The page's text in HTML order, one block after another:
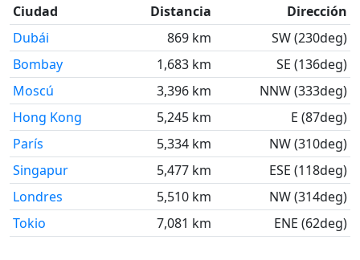
Ciudad Distancia
Dirección
Dubái
869 km
SW (230deg)
Bombay
1,683 km
SE (136deg)
Moscú
3,396 km
NNW (333deg)
Hong Kong
5,245 km
E (87deg)
París
5,334 km
NW (310deg)
Singapur
5,477 km
ESE (118deg)
Londres
5,510 km
NW (314deg)
Tokio
7,081 km ENE (62deg)